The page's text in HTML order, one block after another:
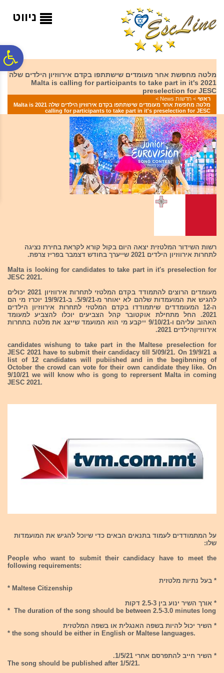
המרכזי
ניווט
מלטה מחפשת אחר מעומדים שישתתפו בקדם אירווזיון הילדים שלה
2021 Malta is calling for participants to take part in it's
preselection for JESC
ראשי > חדשות News
>
מלטה מחפשת אחר מעומדים שישתתפו בקדם אירווזיון הילדים שלה 2021 Malta is
calling for participants to take part in it's preselection for JESC
רשות השידור המלטזית יצאה היום בקול קורא לקראת בחירת נציגה
לתחרות אירווזיון הילדים 2021 שייערך בחודש דצמבר בפריז צרפת.
Malta is looking for candidates to take part in it's preselection for
JESC 2021.
מעומדים הרוצים להתמודד בקדם המלטזי לתחרות אירווזיון 2021 יכולים
להגיש את המועמדות שלהם לא יאוחר מ-5/9/21. ב-19/9/21 יוכרז מי הם
ה-12 המעומדדים שיתמודדו בקדם המלטזי לתחרות אירווזיון הילדים
2021. החל מתחילת אוקטובר קהל הצביעים יוכלו להצביע למעומד
האהוב עליהם ו-9/10/21 ייקבע מי הוא המועמד שייצג את מלטה בתחרות
אירווזיוןהילדים 2021.
candidates wishung to take part in the Maltese preselection for
JESC 2021 have to submit their candidacy till 5/09/21. On 19/9/21 a
list of 12 candidates will pubiished and in the begibnning of
October the crowd can vote for their own candidate they like. On
9/10/21 we will know who is gong to reprersent Malta in coming
JESC 2021.
על המתמודדים לעמוד בתנאים הבאים כדי שיוכל להגיש את המועמדות
שלו:
People who want to submit their candidacy have to meet the
following requirements:
* בעל נתיות מלטזית
* Maltese Citizenship
* אורך השיר ינוע בין 2.5-3 דקות
* The duration of the song should be between 2.5-3.0 minutes long
* השיר יכול להיות בשפה האנגלית או בשפה המלטזית
* the song should be either in English or Maltese languages.
* השיר חייב להתפרסם אחרי 1/5/21.
The song should be published after 1/5/21.